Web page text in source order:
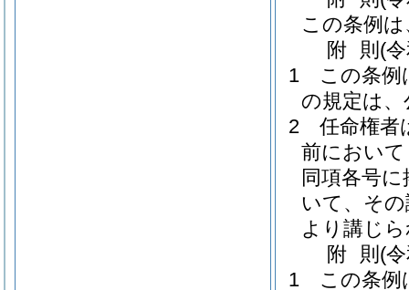
この条例
附 則 (
1
この条例
の規定は
2
任命権者
前におい
同項各号
いて、そ
より講じ
附 則 (
1
この条例